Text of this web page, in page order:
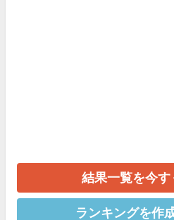
結果一覧を今す
ランキングを作